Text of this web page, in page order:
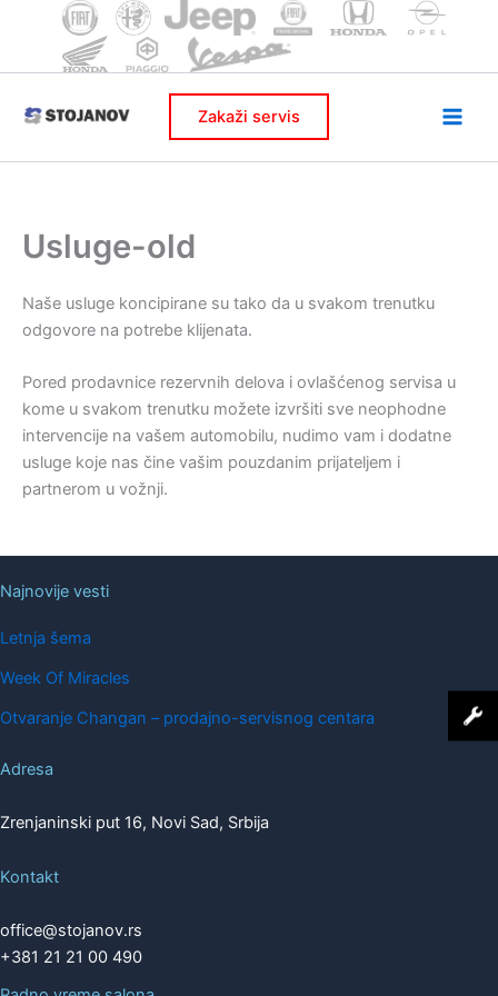
Zakaži servis
Usluge-old
Naše usluge koncipirane su tako da u svakom trenutku
odgovore na potrebe klijenata.
Pored prodavnice rezervnih delova i ovlašćenog servisa u
kome u svakom trenutku možete izvršiti sve neophodne
intervencije na vašem automobilu, nudimo vam i dodatne
usluge koje nas čine vašim pouzdanim prijateljem i
partnerom u vožnji.
Najnovije vesti
Letnja šema
Week Of Miracles
Otvaranje Changan – prodajno-servisnog centara
Adresa
Zrenjaninski put 16, Novi Sad, Srbija
Kontakt
office@stojanov.rs
+381 21 21 00 490